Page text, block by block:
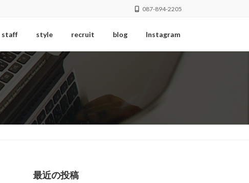
087-894-2205
staff style recruit blog Instagram
最近の投稿